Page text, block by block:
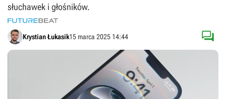
słuchawek i głośników.
Krystian Łukasik15 marca 2025 14:44 